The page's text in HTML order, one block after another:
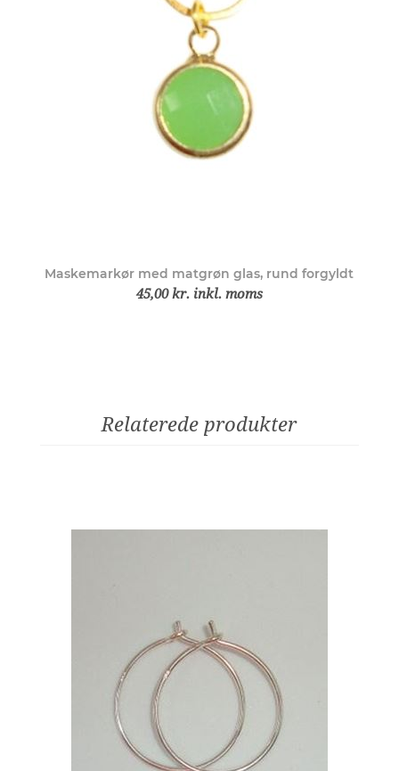
Maskemarkør med matgrøn glas, rund forgyldt
45,00 kr. inkl. moms
Relaterede produkter